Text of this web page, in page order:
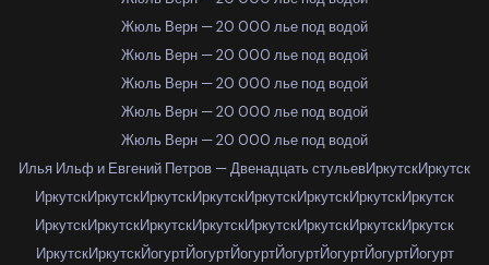
Жюль Верн — 20 000 лье под водой
Жюль Верн — 20 000 лье под водой
Жюль Верн — 20 000 лье под водой
Жюль Верн — 20 000 лье под водой
Жюль Верн — 20 000 лье под водой
Илья Ильф и Евгений Петров — Двенадцать стульевИркутскИркутск
ИркутскИркутскИркутскИркутскИркутскИркутскИркутскИркутск
ИркутскИркутскИркутскИркутскИркутскИркутскИркутскИркутск
ИркутскИркутскЙогуртЙогуртЙогуртЙогуртЙогуртЙогуртЙогурт